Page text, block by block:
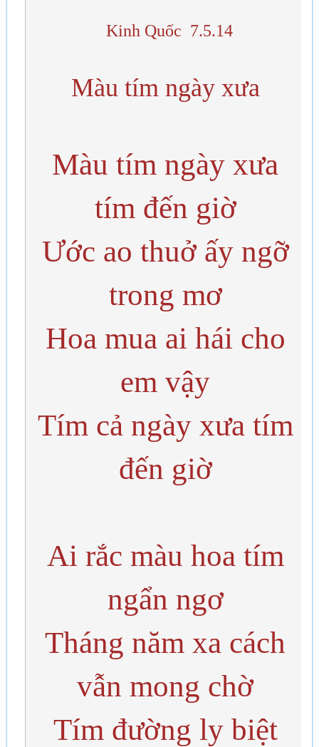
Kinh Quốc 7.5.14
Màu tím ngày xưa
Màu tím ngày xưa
tím đến giờ
Ước ao thuở ấy ngỡ
trong mơ
Hoa mua ai hái cho
em vậy
Tím cả ngày xưa tím
đến giờ
Ai rắc màu hoa tím
ngẩn ngơ
Tháng năm xa cách
vẫn mong chờ
Tím đường ly biệt